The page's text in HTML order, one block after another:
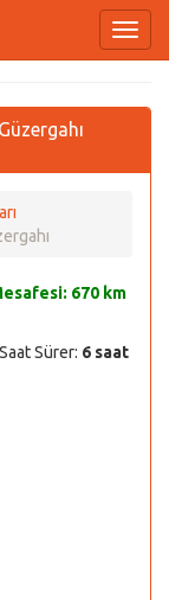
670 km
Sürer: 6 saat